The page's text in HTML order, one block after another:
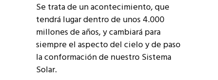
Se trata de un acontecimiento, que
tendrá lugar dentro de unos 4.000
millones de años, y cambiará para
siempre el aspecto del cielo y de paso
la conformación de nuestro Sistema
Solar.